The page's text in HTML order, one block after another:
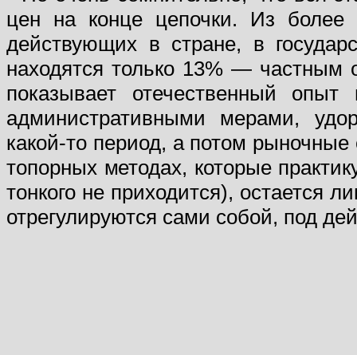
цен на конце цепочки. Из более
действующих в стране, в
находятся только 13% — частным
показывает отечественный
административными мерами,
какой-то период, а потом
топорных методах, которые
тонкого не приходится), остается
отрегулируются сами собой, под